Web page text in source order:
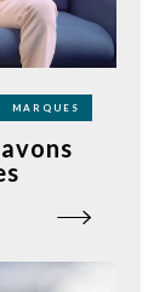
MARQUES